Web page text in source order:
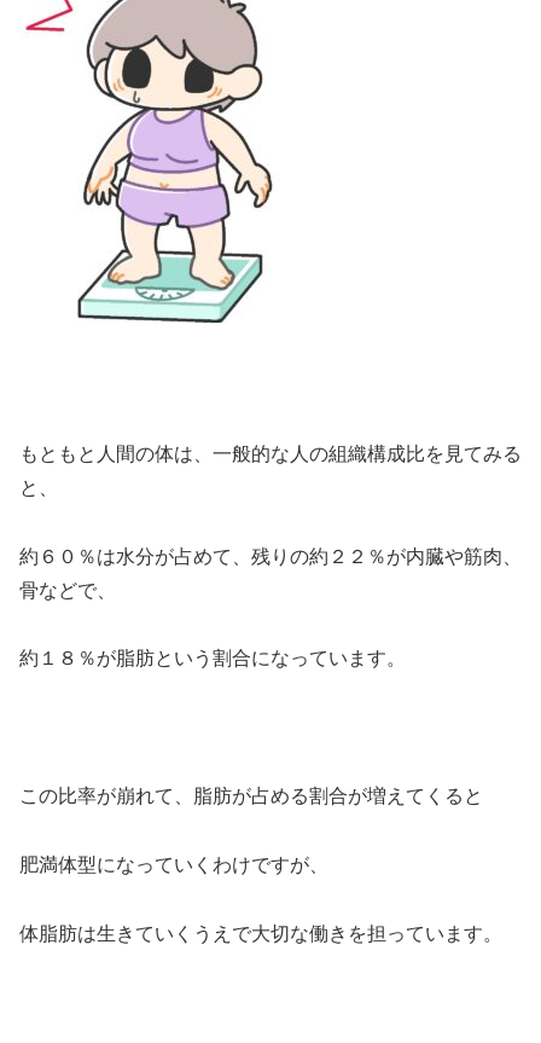
もともと人間の体は、一般的な人の組織構成比を見てみる
と、
約６０％は水分が占めて、残りの約２２％が内臓や筋肉、
骨などで、
約１８％が脂肪という割合になっています。
この比率が崩れて、脂肪が占める割合が増えてくると
肥満体型になっていくわけですが、
体脂肪は生きていくうえで大切な働きを担っています。